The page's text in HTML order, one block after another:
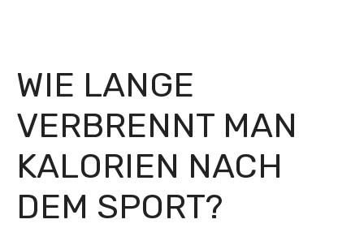
WIE LANGE
VERBRENNT MAN
KALORIEN NACH
DEM SPORT?